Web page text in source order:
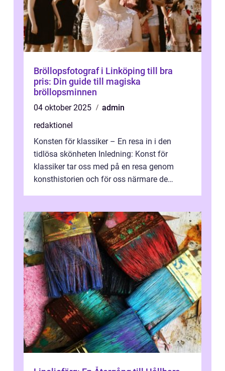
Bröllopsfotograf i Linköping till bra
pris: Din guide till magiska
bröllopsminnen
04 oktober 2025
admin
redaktionel
Konsten för klassiker – En resa in i den
tidlösa skönheten Inledning: Konst för
klassiker tar oss med på en resa genom
konsthistorien och för oss närmare de